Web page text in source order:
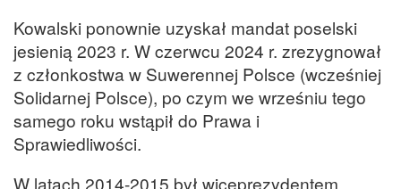
Kowalski ponownie uzyskał mandat poselski
jesienią 2023 r. W czerwcu 2024 r. zrezygnował
z członkostwa w Suwerennej Polsce (wcześniej
Solidarnej Polsce), po czym we wrześniu tego
samego roku wstąpił do Prawa i
Sprawiedliwości.
W latach 2014-2015 był wiceprezydentem